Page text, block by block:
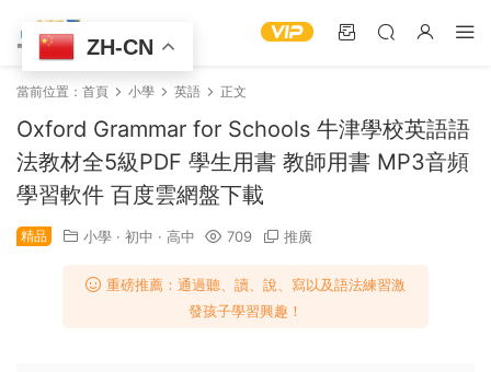
當前位置： 首頁 小學 英語 正文
Oxford Grammar for Schools 牛津學校英語語
法教材全5級PDF 學生用書 教師用書 MP3音頻
學習軟件 百度雲網盤下載
精品 小學 · 初中 · 高中 709 推廣
重磅推薦：通過聽、讀、說、寫以及語法練習激
發孩子學習興趣！
ZH-CN